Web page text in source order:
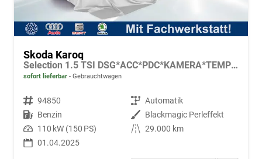
Skoda Karoq
Selection 1.5 TSI DSG*ACC*PDC*KAMERA*TEMPOMAT*LED*SMARTLINK*KLIMA*RADIO*17-ZOLL
sofort lieferbar Gebrauchtwagen
Fahrzeugnr. 94850 Getriebe Automatik
Kraftstoff Benzin Außenfarbe Blackmagic Perleffekt
Leistung 110 kW (150 PS) Kilometerstand 29.000 km
01.04.2025